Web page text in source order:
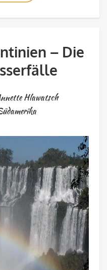
– Die
Hlawatsch